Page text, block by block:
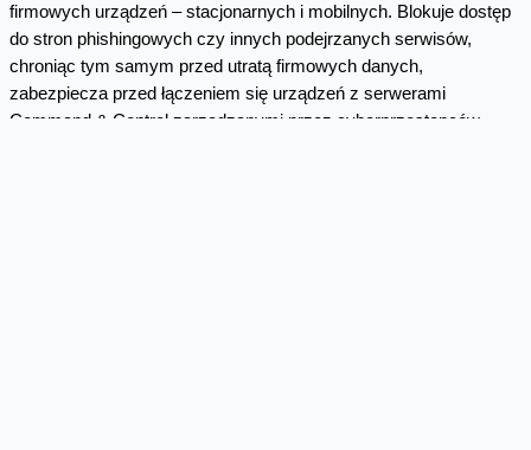
firmowych urządzeń – stacjonarnych i mobilnych. Blokuje dostęp
do stron phishingowych czy innych podejrzanych serwisów,
chroniąc tym samym przed utratą firmowych danych,
zabezpiecza przed łączeniem się urządzeń z serwerami
Command & Control zarządzanymi przez cyberprzestępców.